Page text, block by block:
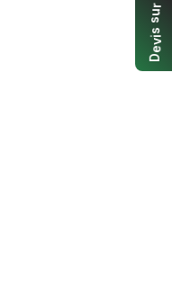
D
e
v
i
s
s
u
r